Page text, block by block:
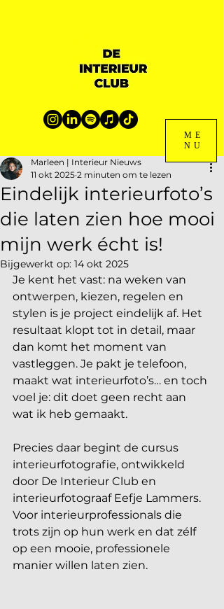
ME
NU
Eindelijk interieurfoto’s
die laten zien hoe mooi
mijn werk écht is!
Marleen | Interieur Nieuws
11 okt 2025 2 minuten om te lezen
Bijgewerkt op: 14 okt 2025
Je kent het vast: na weken van
ontwerpen, kiezen, regelen en
stylen is je project eindelijk af. Het
resultaat klopt tot in detail, maar
dan komt het moment van
vastleggen. Je pakt je telefoon,
maakt wat interieurfoto’s… en toch
voel je: dit doet geen recht aan
wat ik heb gemaakt.
Precies daar begint de cursus
interieurfotografie, ontwikkeld
door De Interieur Club en
interieurfotograaf Eefje Lammers.
Voor interieurprofessionals die
trots zijn op hun werk en dat zélf
op een mooie, professionele
manier willen laten zien.